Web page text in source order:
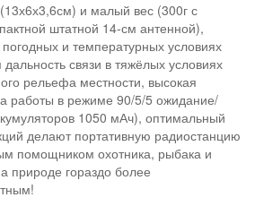
и малый вес (300г с
штатной 14-см антенной),
и температурных условиях
связи в тяжёлых условиях
рельефа местности, высокая
работы в режиме 90/5/5 ожидание/
1050 мАч), оптимальный
делают портативную радиостанцию
помощником охотника, рыбака и
природе гораздо более